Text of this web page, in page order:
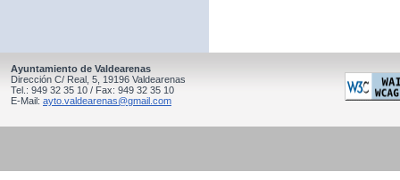
Ayuntamiento de Valdearenas
Dirección C/ Real, 5, 19196 Valdearenas
Tel.: 949 32 35 10 / Fax: 949 32 35 10
E-Mail: ayto.valdearenas@gmail.com